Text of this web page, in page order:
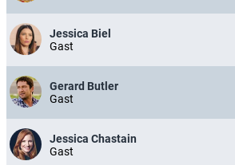
Jessica Biel
Gast
Gerard Butler
Gast
Jessica Chastain
Gast